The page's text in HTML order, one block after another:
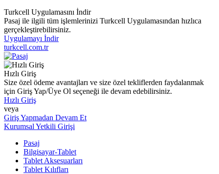
Turkcell Uygulamasını İndir
Pasaj ile ilgili tüm işlemlerinizi Turkcell Uygulamasından hızlıca
gerçekleştirebilirsiniz.
Uygulamayı İndir
turkcell.com.tr
Hızlı Giriş
Size özel ödeme avantajları ve size özel tekliflerden faydalanmak
için Giriş Yap/Üye Ol seçeneği ile devam edebilirsiniz.
Hızlı Giriş
veya
Giriş Yapmadan Devam Et
Kurumsal Yetkili Girişi
Pasaj
Bilgisayar-Tablet
Tablet Aksesuarları
Tablet Kılıfları